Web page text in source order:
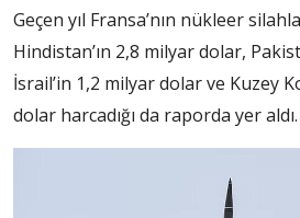
Geçen yıl Fransa’nın nükleer
Hindistan’ın 2,8 milyar dolar,
İsrail’in 1,2 milyar dolar ve Kuzey
dolar harcadığı da raporda yer aldı.